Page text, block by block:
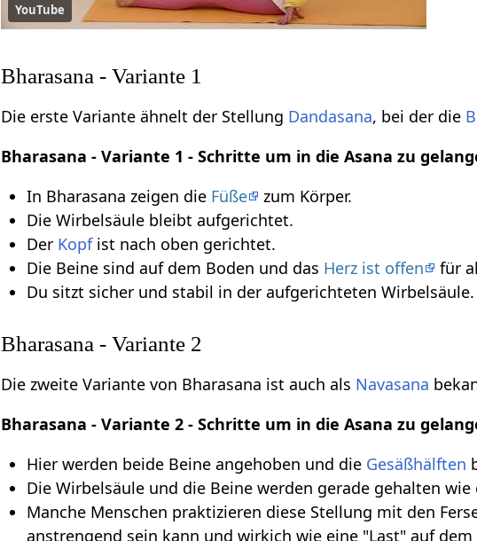
YouTube
Bharasana - Variante 1
Die erste Variante ähnelt der Stellung Dandasana, bei der die
Bharasana - Variante 1 - Schritte um in die Asana zu
In Bharasana zeigen die Füße
zum Körper.
Die Wirbelsäule bleibt aufgerichtet.
Der Kopfist nach oben gerichtet.
Die Beine sind auf dem Boden und das Herz ist offen
für
Du sitzt sicher und stabil in der aufgerichteten Wirbelsäule.
Bharasana - Variante 2
Die zweite Variante von Bharasana ist auch als Navasana
Bharasana - Variante 2 - Schritte um in die Asana zu
Hier werden beide Beine angehoben und die Gesäßhälften
Die Wirbelsäule und die Beine werden gerade gehalten wie
Manche Menschen praktizieren diese Stellung mit den
anstrengend sein kann und wirkich wie eine "Last" auf